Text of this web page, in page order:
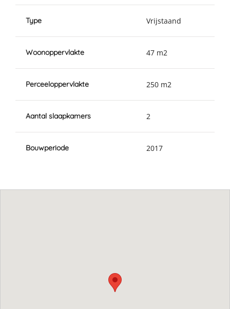
Type Vrijstaand
Woonoppervlakte 47 m2
Perceeloppervlakte 250 m2
Aantal slaapkamers 2
Bouwperiode 2017